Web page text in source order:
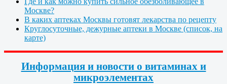
Москве?
В каких аптеках Москвы готовят лекарства по рецепту
Круглосуточные, дежурные аптеки в Москве (список, на
карте)
Информация и новости о витаминах и
микроэлементах